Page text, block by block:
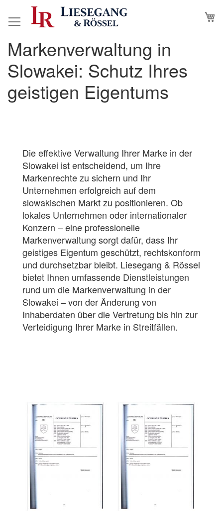
zum
Markenverwaltung in
Slowakei: Schutz Ihres
geistigen Eigentums
Die effektive Verwaltung Ihrer Marke in der
Slowakei ist entscheidend, um Ihre
Markenrechte zu sichern und Ihr
Unternehmen erfolgreich auf dem
slowakischen Markt zu positionieren. Ob
lokales Unternehmen oder internationaler
Konzern – eine professionelle
Markenverwaltung sorgt dafür, dass Ihr
geistiges Eigentum geschützt, rechtskonform
und durchsetzbar bleibt. Liesegang & Rössel
bietet Ihnen umfassende Dienstleistungen
rund um die Markenverwaltung in der
Slowakei – von der Änderung von
Inhaberdaten über die Vertretung bis hin zur
Verteidigung Ihrer Marke in Streitfällen.